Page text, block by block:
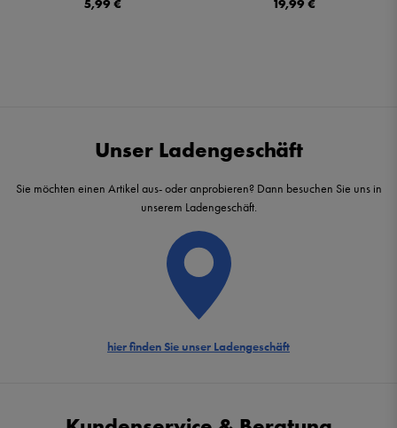
5,99 € 19,99 €
Unser Ladengeschäft
Sie möchten einen Artikel aus- oder anprobieren? Dann besuchen Sie uns in
unserem Ladengeschäft.
hier finden Sie unser Ladengeschäft